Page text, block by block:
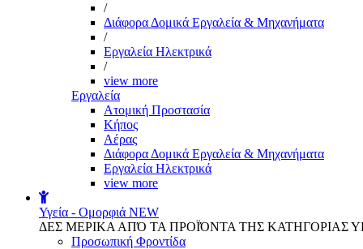
/
Διάφορα Δομικά Εργαλεία & Μηχανήματα
/
Εργαλεία Ηλεκτρικά
/
view more
Εργαλεία
Aτομική Προστασία
Kήπος
Αέρας
Διάφορα Δομικά Εργαλεία & Μηχανήματα
Εργαλεία Ηλεκτρικά
view more
Υγεία - Ομορφιά NEW
ΔΕΣ ΜΕΡΙΚΑ ΑΠΌ ΤΑ ΠΡΟΪΌΝΤΑ ΤΗΣ ΚΑΤΗΓΟΡΙΑΣ
Προσωπική Φροντίδα